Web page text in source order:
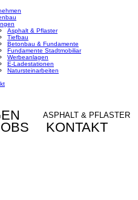
Asphalt & Pflaster
Tiefbau
Betonbau & Fundamente
Fundamente Stadtmobiliar
Werbeanlagen
E-Ladestationen
Natursteinarbeiten
ASPHALT & PFLASTER
KONTAKT